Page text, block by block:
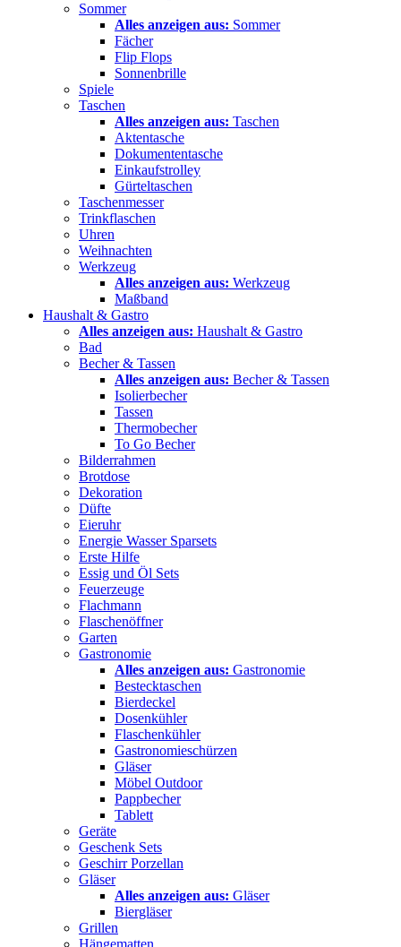
Sommer
Alles anzeigen aus: Sommer
Fächer
Flip Flops
Sonnenbrille
Spiele
Taschen
Alles anzeigen aus: Taschen
Aktentasche
Dokumententasche
Einkaufstrolley
Gürteltaschen
Taschenmesser
Trinkflaschen
Uhren
Weihnachten
Werkzeug
Alles anzeigen aus: Werkzeug
Maßband
Haushalt & Gastro
Alles anzeigen aus: Haushalt & Gastro
Bad
Becher & Tassen
Alles anzeigen aus: Becher & Tassen
Isolierbecher
Tassen
Thermobecher
To Go Becher
Bilderrahmen
Brotdose
Dekoration
Düfte
Eieruhr
Energie Wasser Sparsets
Erste Hilfe
Essig und Öl Sets
Feuerzeuge
Flachmann
Flaschenöffner
Garten
Gastronomie
Alles anzeigen aus: Gastronomie
Bestecktaschen
Bierdeckel
Dosenkühler
Flaschenkühler
Gastronomieschürzen
Gläser
Möbel Outdoor
Pappbecher
Tablett
Geräte
Geschenk Sets
Geschirr Porzellan
Gläser
Alles anzeigen aus: Gläser
Biergläser
Grillen
Hängematten